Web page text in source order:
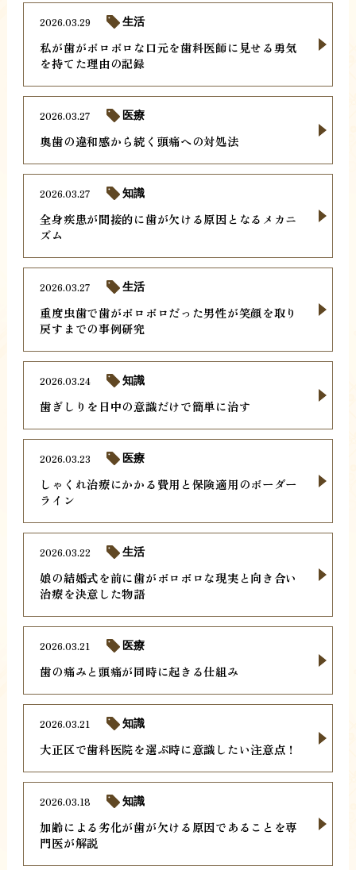
私が歯がボロボロな口元を歯科医師に見せる勇気
を持てた理由の記録
2026.03.29 生活
奥歯の違和感から続く頭痛への対処法
2026.03.27 医療
全身疾患が間接的に歯が欠ける原因となるメカニ
ズム
2026.03.27 知識
重度虫歯で歯がボロボロだった男性が笑顔を取り
戻すまでの事例研究
2026.03.27 生活
歯ぎしりを日中の意識だけで簡単に治す
2026.03.24 知識
しゃくれ治療にかかる費用と保険適用のボーダー
ライン
2026.03.23 医療
娘の結婚式を前に歯がボロボロな現実と向き合い
治療を決意した物語
2026.03.22 生活
歯の痛みと頭痛が同時に起きる仕組み
2026.03.21 医療
大正区で歯科医院を選ぶ時に意識したい注意点！
2026.03.21 知識
加齢による劣化が歯が欠ける原因であることを専
門医が解説
2026.03.18 知識